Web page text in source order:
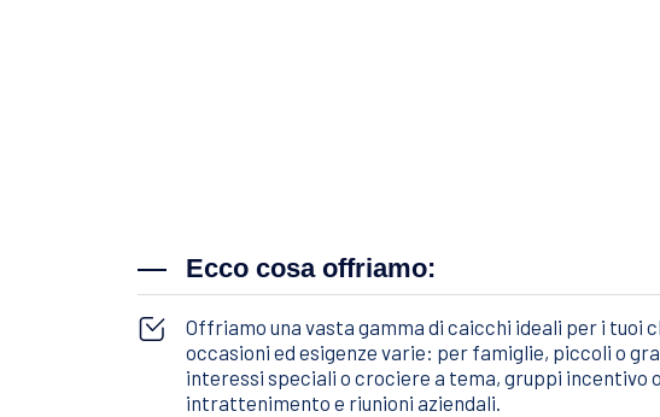
Ecco cosa offriamo:
Offriamo una vasta gamma di caicchi ideali per i tuoi
occasioni ed esigenze varie: per famiglie, piccoli o
interessi speciali o crociere a tema, gruppi incentivo
intrattenimento e riunioni aziendali.